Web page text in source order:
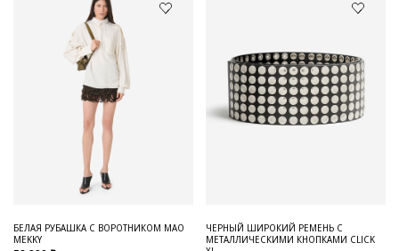
БЕЛАЯ РУБАШКА С ВОРОТНИКОМ МАО
MEKKY
ЧЕРНЫЙ ШИРОКИЙ РЕМЕНЬ С
МЕТАЛЛИЧЕСКИМИ КНОПКАМИ CLICK